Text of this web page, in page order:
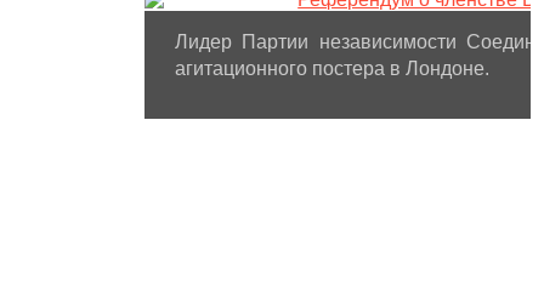
Лидер Партии независимости
агитационного постера в Лондоне.